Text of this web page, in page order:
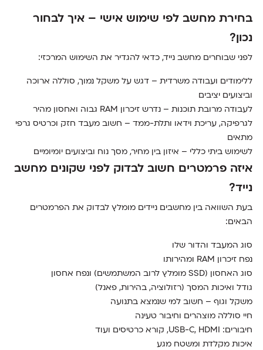
בחירת מחשב לפי שימוש אישי – איך לבחור
נכון?
לפני שבוחרים מחשב נייד, כדאי להגדיר את השימוש המרכזי:
ללימודים ועבודה משרדית – דגש על משקל נמוך, סוללה ארוכה
וביצועים יציבים
לעבודה מרובת תוכנות – נדרש זיכרון RAM גבוה ואחסון מהיר
לגרפיקה, עריכת וידאו ותלת-ממד – חשוב מעבד חזק וכרטיס גרפי
מתאים
לשימוש ביתי כללי – איזון בין מחיר, מסך נוח וביצועים יומיומיים
איזה פרמטרים חשוב לבדוק לפני שקונים מחשב
נייד?
בעת השוואה בין מחשבים ניידים מומלץ לבדוק את הפרמטרים
הבאים:
סוג המעבד והדור שלו
נפח זיכרון RAM ומהירותו
סוג האחסון (SSD מומלץ לרוב המשתמשים) ונפח אחסון
גודל ואיכות המסך (רזולוציה, בהירות, פאנל)
משקל וגוף – חשוב למי שנמצא בתנועה
חיי סוללה מוצהרים וחיבור טעינה
חיבורים: USB-C, HDMI, קורא כרטיסים ועוד
איכות מקלדת ומשטח מגע